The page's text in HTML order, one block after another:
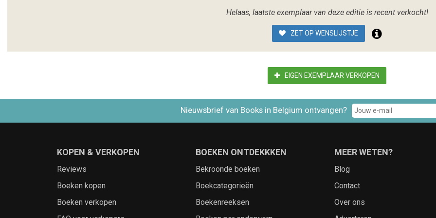
Helaas, laatste exemplaar van deze editie is recent verkocht!
ZET OP WENSLIJSTJE
EIGEN EXEMPLAAR VERKOPEN
Nieuwsbrief van Books in Belgium ontvangen?
KOPEN & VERKOPEN
Reviews
Boeken kopen
Boeken verkopen
BOEKEN ONTDEKKKEN
Bekroonde boeken
Boekcategorieën
Boekenreeksen
MEER WETEN?
Blog
Contact
Over ons